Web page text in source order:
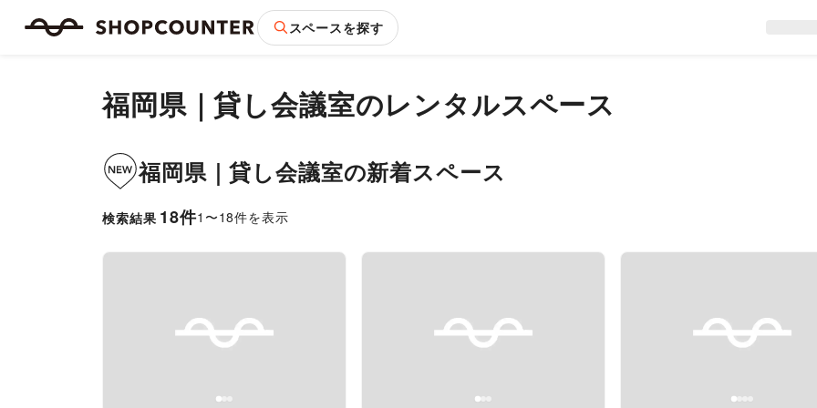
スペースを探す
福岡県｜貸し会議室のレンタルスペース
福岡県｜貸し会議室の新着スペース
検索結果 18件1 〜18件を表示
Previous slide Previous slide Previous slide